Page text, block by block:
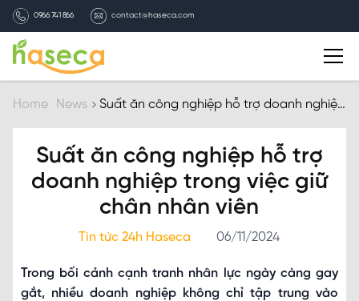
0966 741 866 contact@haseca.com
Introduction
Why Haseca
Services
HASECA news
Recruitment
Home News
Suất ăn công nghiệp hỗ trợ doanh nghiệp
Suất ăn công nghiệp hỗ trợ
doanh nghiệp trong việc giữ
chân nhân viên
Tin tức 24h Haseca 06/11/2024
Trong bối cảnh cạnh tranh nhân lực ngày càng gay
gắt, nhiều doanh nghiệp không chỉ tập trung vào